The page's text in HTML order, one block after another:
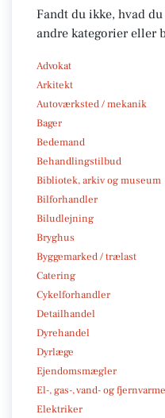
Fandt du ikke, hvad
andre kategorier eller
Advokat
Arkitekt
Autoværksted / mekanik
Bager
Bedemand
Behandlingstilbud
Bibliotek, arkiv og museum
Bilforhandler
Biludlejning
Bryghus
Byggemarked / trælast
Catering
Cykelforhandler
Detailhandel
Dyrehandel
Dyrlæge
Ejendomsmægler
El-, gas-, vand- og
Elektriker